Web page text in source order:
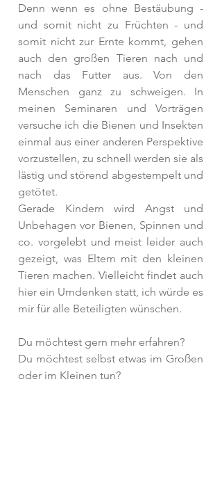
Denn wenn es ohne Bestäubung -
und somit nicht zu Früchten - und
somit nicht zur Ernte kommt, gehen
auch den großen Tieren nach und
nach das Futter aus. Von den
Menschen ganz zu schweigen. In
meinen Seminaren und Vorträgen
versuche ich die Bienen und Insekten
einmal aus einer anderen Perspektive
vorzustellen, zu schnell werden sie als
lästig und störend abgestempelt und
getötet.
Gerade Kindern wird Angst und
Unbehagen vor Bienen, Spinnen und
co. vorgelebt und meist leider auch
gezeigt, was Eltern mit den kleinen
Tieren machen. Vielleicht findet auch
hier ein Umdenken statt, ich würde es
mir für alle Beteiligten wünschen.
Du möchtest gern mehr erfahren?
Du möchtest selbst etwas im Großen
oder im Kleinen tun?